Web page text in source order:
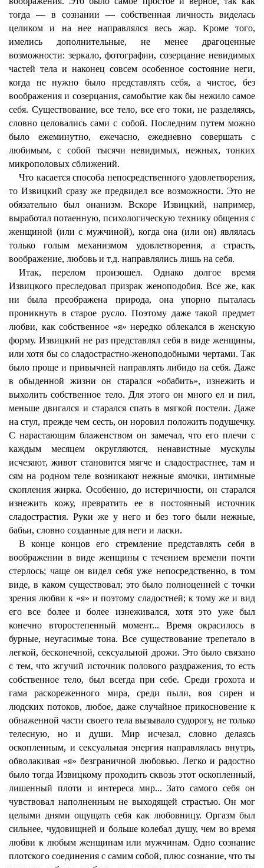
тогда — в сознании — собственная личность виделась
целиком и на нее направлялся весь жар. Кроме того,
имелись дополнительные, не менее драгоценные
возможности: зеркало, фотографии, созерцание невидимых
частей тела и наконец совсем особенное состояние неги,
когда не нужно было представлять себя, а чистое, без
воображения и созерцания, самобытие как бы нежило самое
себя. Существование, все тело, все его токи, не разделяясь,
словно целовались сами с собой. Последним путем можно
было ежеминутно, ежечасно, ежедневно совершать с
любимым, с собой тысячи невидимых, нежных, тонких
микрополовых сближений.
Что касается способа непосредственного удовлетворения,
то Извицкий сразу же предвидел все возможности. Это не
обязательно был онанизм. Вскоре Извицкий, например,
выработал потаенную, психологическую технику общения с
женщиной (или с мужчиной), когда она (или он) являлась
только голым механизмом удовлетворения, а страсть,
воображение, любовь и т.д. направлялись лишь на себя.
Итак, перелом произошел. Однако долгое время
Извицкого преследовал призрак женоподобия. Все же, как
ни была преображена природа, она упорно пыталась
проникнуть в старое русло. Поэтому даже такой предмет
любви, как собственное «я» нередко облекался в женскую
форму. Извицкий не раз представлял себя в виде женщины,
или хотя бы со сладострастно-женоподобными чертами. Так
было проще и привычней направлять либидо на себя. Даже
в обыденной жизни он старался «обабить», изнежить и
выхолить собственное тело. Для этого он много ел и пил,
меньше двигался и старался спать в мягкой постели. Даже
на стул, прежде чем сесть, он норовил положить подушечку.
С нарастающим блаженством он замечал, что его плечи с
каждым месяцем округляются, ненавистные мускулы
исчезают, живот становится мягче и сладострастнее, там и
сям на родном теле возникают нежные ямочки, интимные
скопления жирка. Особенно, до истеричности, он старался
изнежить кожу, превратить ее в постоянный источник
сладострастия. Руки же у него и без того были нежные,
бабьи, словно созданные для неги и ласки.
В конце концов его стремление представлять себя в
воображении в виде женщины с течением времени почти
стерлось; чаще он видел себя уже непосредственно, в том
виде, в каком существовал; это было полноценней с точки
зрения любви к «я» и поэтому сладостней; к тому же и вид
его все более и более изнеживался, хотя это уже был
конечно второстепенный момент... Время окрасилось в
бурные, неугасимые тона. Все существование трепетало в
легкой, бесконечной, сексуальной дрожи. Это было связано
с тем, что жгучий источник полового раздражения, то есть
собственное тело, был всегда при себе. Среди грохота и
гама раскореженного мира, среди пыли, воя сирен и
людских потоков, любое, даже случайное прикосновение к
обнаженной части своего тела вызывало судорогу, не только
телесную, но и души. Мир исчезал, словно делаясь
оскопленным, и сексуальная энергия направлялась внутрь,
обволакивая «я» безграничной любовью. Легко и радостно
было тогда Извицкому проходить сквозь этот оскопленный,
лишенный плоти и интереса мир... Зато самого себя он
чувствовал наполненным не выходящей страстью. Он мог
целыми днями ощущать себя как любовницу. Оргазм был
сильнее, чудовищней и больше колебал душу, чем во время
любви к любым женщинам или мужчинам. Одно сознание
плотского соединения с самим собой, плюс сознание, что ты